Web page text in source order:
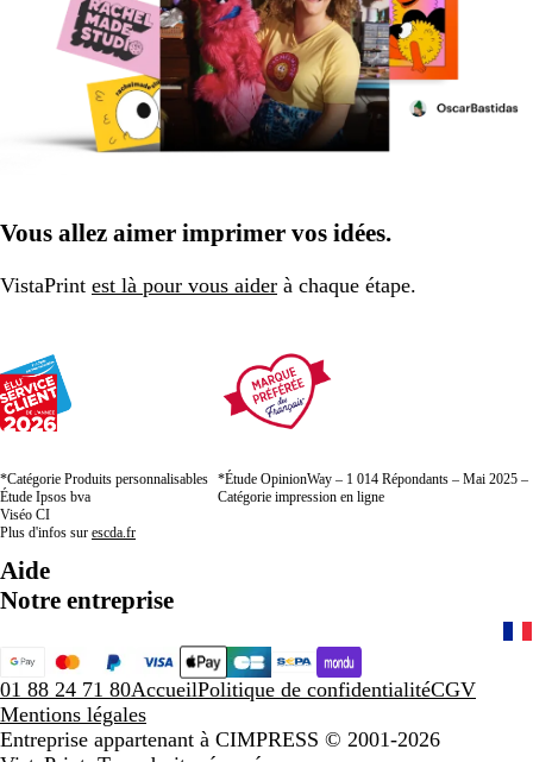
Vous allez aimer imprimer vos idées.
VistaPrint est là pour vous aider à chaque étape.
*Catégorie Produits personnalisables
Étude Ipsos bva
Viséo CI
Plus d'infos sur escda.fr
*Étude OpinionWay – 1 014 Répondants – Mai 2025 –
Catégorie impression en ligne
Aide
Notre entreprise
01 88 24 71 80AccueilPolitique de confidentialitéCGV
Mentions légales
Entreprise appartenant à CIMPRESS © 2001-2026